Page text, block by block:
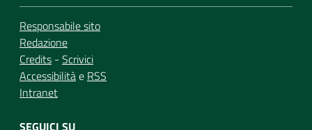
Responsabile sito
Redazione
Credits - Scrivici
Accessibilitàe RSS
Intranet
SEGUICI SU